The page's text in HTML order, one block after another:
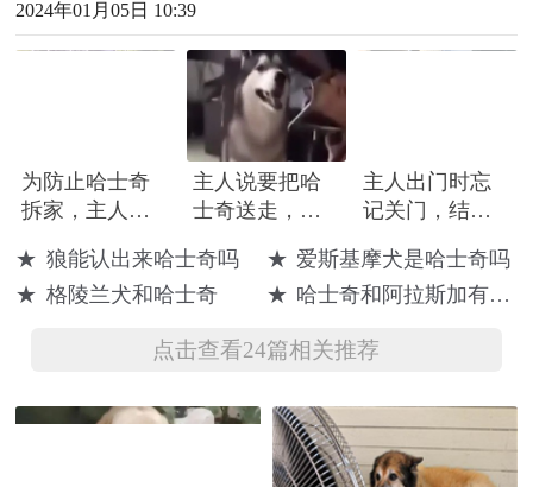
2024年01月05日 10:39
为防止哈士奇
拆家，主人建
的围栏，结果
却让主人崩溃
主人说要把哈
士奇送走，结
子一样哭了起
来
主人出门时忘
记关门，结果
家里被哈士奇
重新装修了
★ 狼能认出来哈士奇吗 ★ 爱斯基摩犬是哈士奇吗
★ 格陵兰犬和哈士奇 ★ 哈士奇和阿拉斯加有什么区别
点击查看24篇相关推荐